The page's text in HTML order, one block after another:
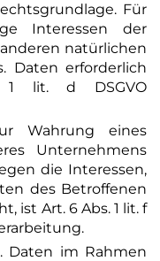
Für
Interessen der
natürlichen
Daten erforderlich
lit. d DSGVO
Wahrung eines
Unternehmens
die Interessen,
des Betroffenen
ist Art. 6 Abs. 1 lit. f
Daten im Rahmen